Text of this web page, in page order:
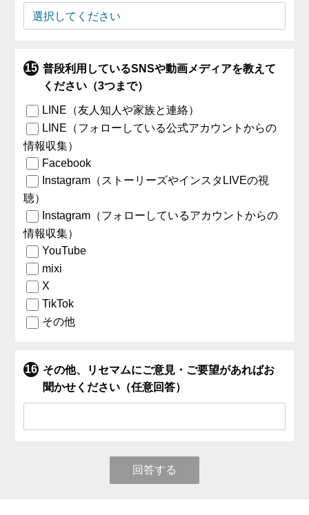
普段利用しているSNSや動画メディアを教えて
ください（3つまで）
LINE（友人知人や家族と連絡）
LINE（フォローしている公式アカウントからの
情報収集）
Facebook
Instagram（ストーリーズやインスタLIVEの視
聴）
Instagram（フォローしているアカウントからの
情報収集）
YouTube
mixi
X
TikTok
その他
その他、リセマムにご意見・ご要望があればお
聞かせください（任意回答）
回答する